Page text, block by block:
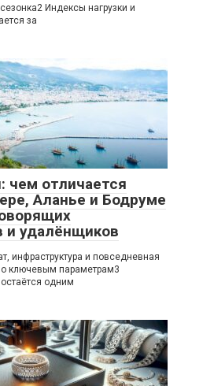
Индексы нагрузки и
за
чем отличается
Аланье и Бодруме
и удалёнщиков
инфраструктура и повседневная
ключевым параметрам3
одним